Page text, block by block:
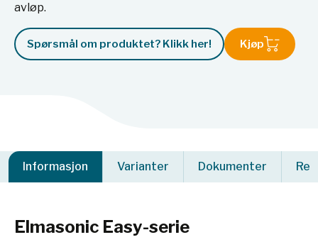
avløp.
Spørsmål om produktet? Klikk her! Kjøp
Informasjon Varianter Dokumenter
Elmasonic Easy-serie